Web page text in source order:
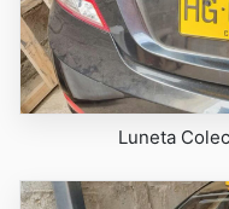
Luneta